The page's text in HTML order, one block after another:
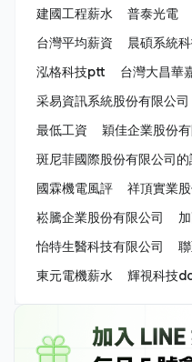
建國工程薪水
普泰光電
台灣平均薪資
晨碩系統
泓格科技ptt
台灣大昌華
采易資訊系統股份有限公司
最低工資
穎佳企業股份
斑尼菲國際股份有限公司
國霖機電風評
祥頂實業
崧騰企業股份有限公司
怡特生醫科技有限公司
東元電機薪水
輝視科技